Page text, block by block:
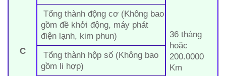
C
36 tháng
hoặc
200.0000
Km
Tổng thành động cơ (Không bao
gồm đề khởi động, máy phát
điện lạnh, kim phun)
Tổng thành hộp số (Không bao
gồm li hợp)